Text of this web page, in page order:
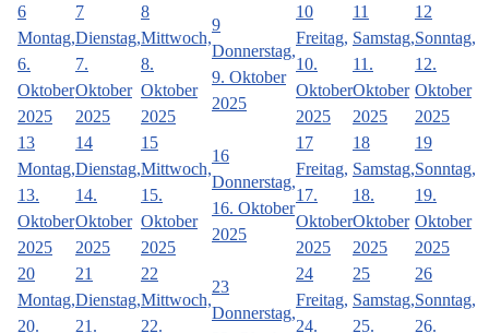
6
Montag,
6.
Oktober
2025
7
Dienstag,
7.
Oktober
2025
8
Mittwoch,
8.
Oktober
2025
9
Donnerstag,
9. Oktober
2025
10
Freitag,
10.
Oktober
2025
11
Samstag,
11.
Oktober
2025
12
Sonntag,
12.
Oktober
2025
13
Montag,
13.
Oktober
2025
14
Dienstag,
14.
Oktober
2025
15
Mittwoch,
15.
Oktober
2025
16
Donnerstag,
16. Oktober
2025
17
Freitag,
17.
Oktober
2025
18
Samstag,
18.
Oktober
2025
19
Sonntag,
19.
Oktober
2025
20
Montag,
20.
21
Dienstag,
21.
22
Mittwoch,
22.
23
Donnerstag,
24
Freitag,
24.
25
Samstag,
25.
26
Sonntag,
26.